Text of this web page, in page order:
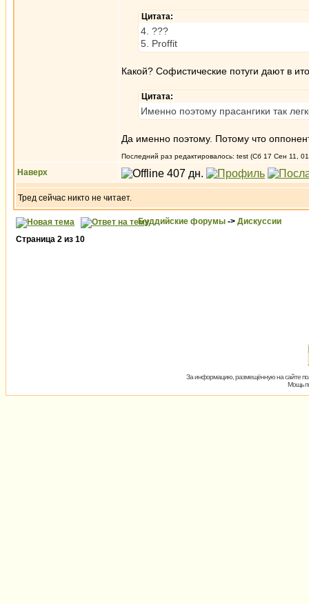
Цитата:
4. ???
5. Proffit
Какой? Софистические потуги дают в
Цитата:
Именно поэтому прасангики так
Да именно поэтому. Потому что
Последний раз редактировалось: test (Сб 17 Сен 11,
Наверх
Тред сейчас никто не читает.
Буддийские форумы -> Дискуссии
Страница 2 из 10
За информацию, размещённую на сайте
Мощь